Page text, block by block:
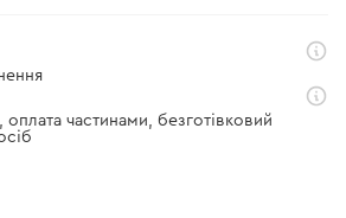
оплата частинами, безготівковий